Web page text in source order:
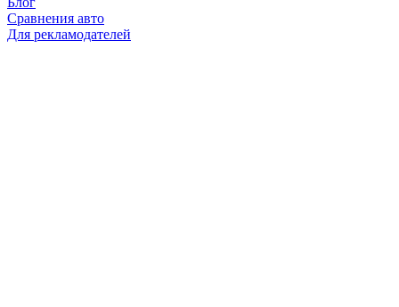
Сравнения авто
Для рекламодателей